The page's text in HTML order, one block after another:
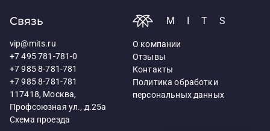
Связь
vip@mits.ru
+7 495 781-781-0
+7 985 8-781-781
+7 985 8-781-781
117418, Москва,
Профсоюзная ул., д.25а
Схема проезда
MITS
О компании
Отзывы
Контакты
Политика обработки
персональных данных